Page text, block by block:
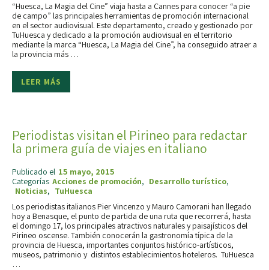
“Huesca, La Magia del Cine” viaja hasta a Cannes para conocer “a pie
de campo” las principales herramientas de promoción internacional
en el sector audiovisual. Este departamento, creado y gestionado por
TuHuesca y dedicado a la promoción audiovisual en el territorio
mediante la marca “Huesca, La Magia del Cine”, ha conseguido atraer a
la provincia más …
LEER MÁS
Periodistas visitan el Pirineo para redactar
la primera guía de viajes en italiano
Publicado el 15 mayo, 2015
Categorías Acciones de promoción, Desarrollo turístico,
Noticias, TuHuesca
Los periodistas italianos Pier Vincenzo y Mauro Camorani han llegado
hoy a Benasque, el punto de partida de una ruta que recorrerá, hasta
el domingo 17, los principales atractivos naturales y paisajísticos del
Pirineo oscense. También conocerán la gastronomía típica de la
provincia de Huesca, importantes conjuntos histórico-artísticos,
museos, patrimonio y distintos establecimientos hoteleros. TuHuesca
…